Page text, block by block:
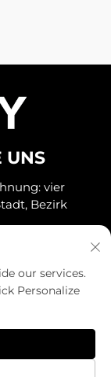
UNS
vier
Bezirk
our services.
Personalize